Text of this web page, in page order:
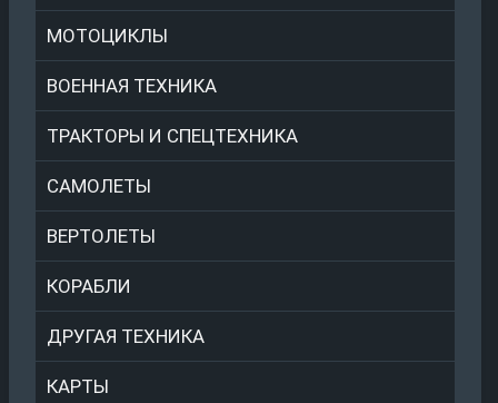
МОТОЦИКЛЫ
ВОЕННАЯ ТЕХНИКА
ТРАКТОРЫ И СПЕЦТЕХНИКА
САМОЛЕТЫ
ВЕРТОЛЕТЫ
КОРАБЛИ
ДРУГАЯ ТЕХНИКА
КАРТЫ